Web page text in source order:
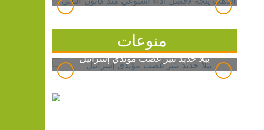
منوعات
بيلا حديد تثير غضب مؤيدي إسرائيل